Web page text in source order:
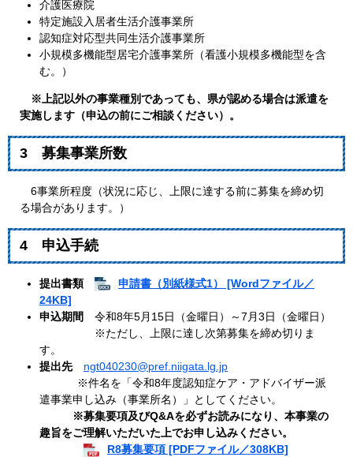
介護医療院
特定施設入居者生活介護事業所
認知症対応型共同生活介護事業所
小規模多機能型居宅介護事業所（看護小規模多機能型を含
む。）
※上記以外の事業種別であっても、県が認める場合は派遣を
実施します（申込の前にご相談ください）。
3 募集事業所数
6事業所程度（状況に応じ、上限に達する前に募集を締め切
る場合があります。）
4 申込手続
提出書類
申請書（別紙様式1） [Wordファイル／
24KB]
申込期間
令和8年5月15日（金曜日）
～7月3日（金曜日）
※ただし、上限に達し次第募集を締め切りま
す。
提出先
ngt040230@pref.niigata.lg.jp
※件名を「令和8年度認知症ケア・アドバイザー派
遣事業申し込み（事業所名）」としてください。
※募集要項及びQ&Aを必ずお読みになり、本事業の
趣旨をご理解いただいた上でお申し込みください。
R8募集要項 [PDFファイル／308KB]